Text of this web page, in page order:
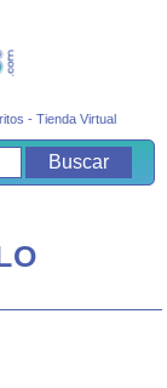
-Tienda Virtual